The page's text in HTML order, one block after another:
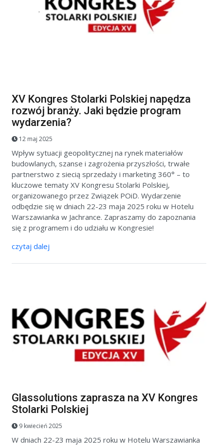
XV Kongres Stolarki Polskiej napędza
rozwój branży. Jaki będzie program
wydarzenia?
12 maj 2025
Wpływ sytuacji geopolitycznej na rynek materiałów
budowlanych, szanse i zagrożenia przyszłości, trwałe
partnerstwo z siecią sprzedaży i marketing 360° – to
kluczowe tematy XV Kongresu Stolarki Polskiej,
organizowanego przez Związek POiD. Wydarzenie
odbędzie się w dniach 22-23 maja 2025 roku w Hotelu
Warszawianka w Jachrance. Zapraszamy do zapoznania
się z programem i do udziału w Kongresie!
czytaj dalej
Glassolutions zaprasza na XV Kongres
Stolarki Polskiej
9 kwiecień 2025
W dniach 22-23 maja 2025 roku w Hotelu Warszawianka